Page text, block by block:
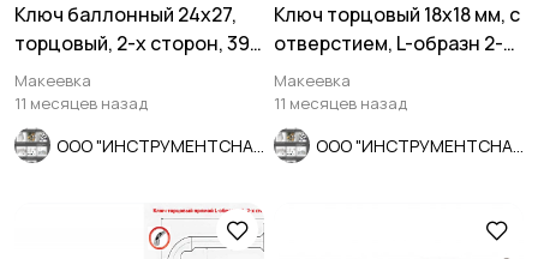
Ключ баллонный 24х27,
торцовый, 2-х сторон, 390
мм, для ГАЗ, КамАЗ.
Макеевка
11 месяцев назад
Ключ торцовый 18х18 мм, с
отверстием, L-образн 2-х
сторонний, Cr-V.
Макеевка
11 месяцев назад